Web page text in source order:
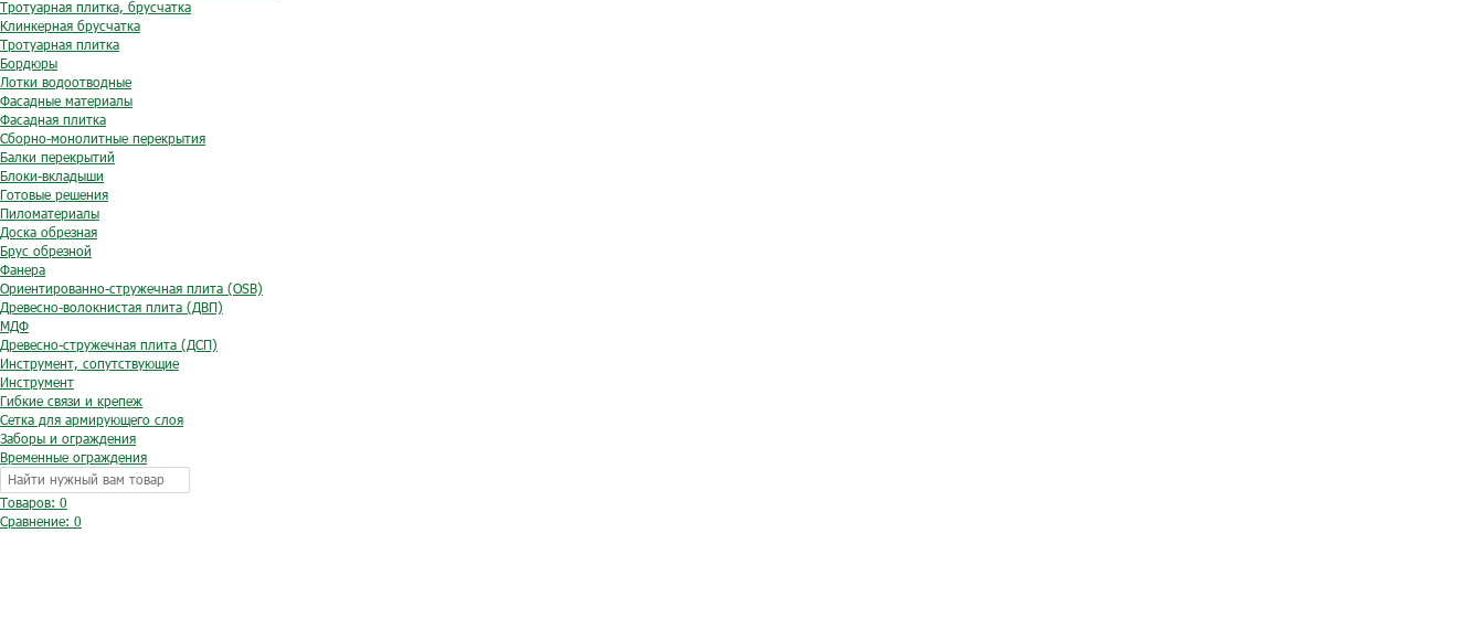
Тротуарная плитка, брусчатка
Клинкерная брусчатка
Тротуарная плитка
Бордюры
Лотки водоотводные
Фасадные материалы
Фасадная плитка
Сборно-монолитные перекрытия
Балки перекрытий
Блоки-вкладыши
Готовые решения
Пиломатериалы
Доска обрезная
Брус обрезной
Фанера
Ориентированно-стружечная плита (OSB)
Древесно-волокнистая плита (ДВП)
МДФ
Древесно-стружечная плита (ДСП)
Инструмент, сопутствующие
Инструмент
Гибкие связи и крепеж
Сетка для армирующего слоя
Заборы и ограждения
Временные ограждения
Товаров: 0
Сравнение: 0